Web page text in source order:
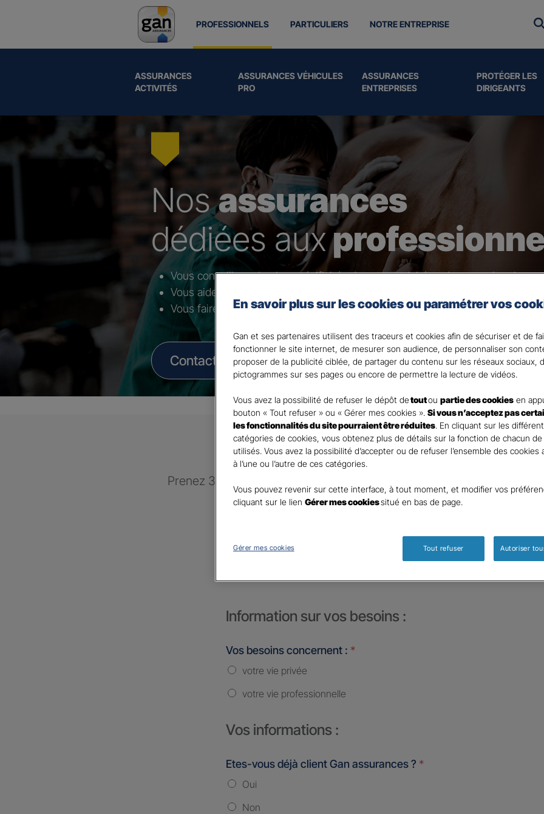
PROFESSIONNELS
ASSURANCES
ACTIVITÉS
ASSURANCES VÉHICULES
PRO
ASSURANCES
ENTREPRISES
PROTÉGER LES
DIRIGEANTS
PARTICULIERS NOTRE ENTREPRISE
Nosassurances
dédiées aux
Vous conseiller selon les spécificités de votre activité et de votre situation.
Vous aider à mettre en place des moyens de prévention au cœur de votre
Vous faire bénéficier de notre expertise et réactivité en cas de sinistre.
Contacter un Agent
DEMANDE DE DEVIS
Prenez 3 minutes pour remplir ce rapide questionnaire afin que
recontacte rapidement pour finaliser l’étude précise de
GAN ASSURANCES LA TESTE DE
Information sur vos besoins :
Vos besoins concernent : *
votre vie privée
votre vie professionnelle
Vos informations :
Etes-vous déjà client Gan assurances ? *
Oui
Non
En savoir plus sur les cookies ou paramétrer vos
Gan et ses partenaires utilisent des traceurs et cookies afin de sécuriser et de
fonctionner le site internet, de mesurer son audience, de personnaliser son
proposer de la publicité ciblée, de partager du contenu sur les réseaux sociaux,
pictogrammes sur ses pages ou encore de permettre la lecture de vidéos.
Vous avez la possibilité de refuser le dépôt detoutou partie des cookies en
bouton « Tout refuser » ou « Gérer mes cookies ». Si vous n’acceptez pas
les fonctionnalités du site pourraient être réduites. En cliquant sur les
catégories de cookies, vous obtenez plus de détails sur la fonction de chacun
utilisés. Vous avez la possibilité d’accepter ou de refuser l’ensemble des cookies
à l’une ou l’autre de ces catégories.
Vous pouvez revenir sur cette interface, à tout moment, et modifier vos
cliquant sur le lien Gérer mes cookiessitué en bas de page.
Gérer mes cookies Tout refuser Autoriser